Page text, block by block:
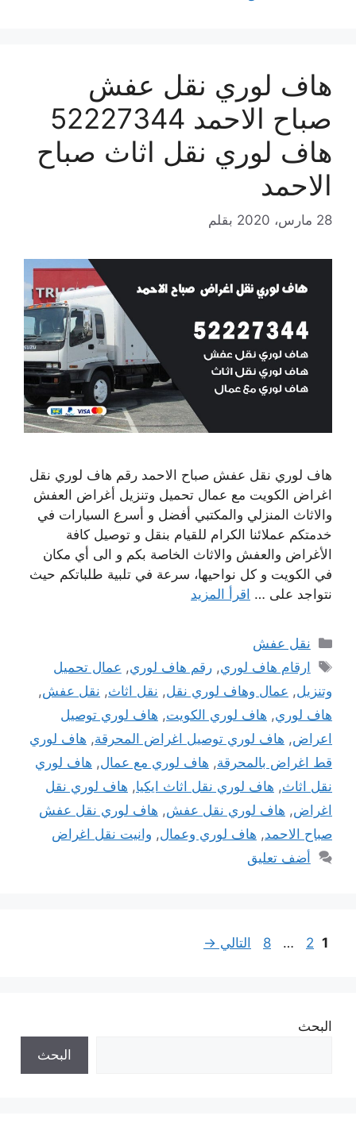
هاف لوري نقل عفش
صباح الاحمد 52227344
هاف لوري نقل اثاث صباح
الاحمد
28 مارس، 2020 بقلم
هاف لوري نقل عفش صباح الاحمد رقم هاف لوري نقل
اغراض الكويت مع عمال تحميل وتنزيل أغراض العفش
والاثاث المنزلي والمكتبي أفضل و أسرع السيارات في
خدمتكم عملائنا الكرام للقيام بنقل و توصيل كافة
الأغراض والعفش والاثاث الخاصة بكم و الى أي مكان
في الكويت و كل نواحيها، سرعة في تلبية طلباتكم حيث
نتواجد على … اقرأ المزيد
التصنيفات
نقل عفش
الوسوم
ارقام هاف لوري,رقم هاف لوري, عمال تحميل
وتنزيل, عمال وهاف لوري نقل, نقل اثاث, نقل عفش,
هاف لوري, هاف لوري الكويت, هاف لوري توصيل
اعراض, هاف لوري توصيل اغراض المحرقة, هاف لوري
قط اغراض بالمحرقة, هاف لوري مع عمال, هاف لوري
نقل اثاث, هاف لوري نقل اثاث ايكيا, هاف لوري نقل
اغراض, هاف لوري نقل عفش, هاف لوري نقل عفش
صباح الاحمد, هاف لوري وعمال, وانيت نقل اغراض
أضف تعليق
Page
1
Page
2
…
Page
8 التالي →
البحث
البحث